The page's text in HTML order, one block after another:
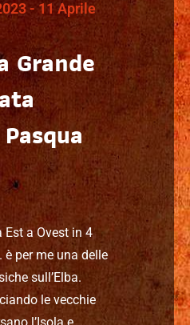
- 11 Aprile
Grande
Est a Ovest in 4
è per me una delle
sull’Elba.
le vecchie
l’Isola e